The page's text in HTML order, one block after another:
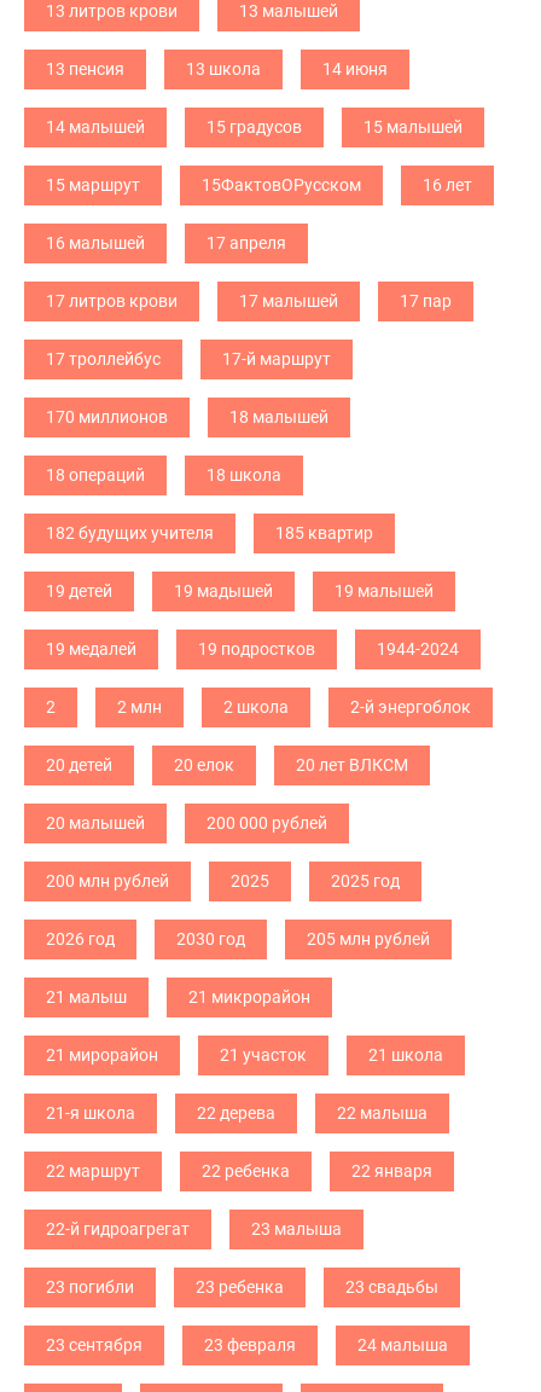
13 литров крови 13 малышей
13 пенсия 13 школа 14 июня
14 малышей 15 градусов 15 малышей
15 маршрут 15ФактовОРусском 16 лет
16 малышей 17 апреля
17 литров крови 17 малышей 17 пар
17 троллейбус 17-й маршрут
170 миллионов 18 малышей
18 операций 18 школа
182 будущих учителя 185 квартир
19 детей 19 мадышей 19 малышей
19 медалей 19 подростков 1944-2024
2 2 млн 2 школа 2-й энергоблок
20 детей 20 елок 20 лет ВЛКСМ
20 малышей 200 000 рублей
200 млн рублей 2025 2025 год
2026 год 2030 год 205 млн рублей
21 малыш 21 микрорайон
21 мирорайон 21 участок 21 школа
21-я школа 22 дерева 22 малыша
22 маршрут 22 ребенка 22 января
22-й гидроагрегат 23 малыша
23 погибли 23 ребенка 23 свадьбы
23 сентября 23 февраля 24 малыша